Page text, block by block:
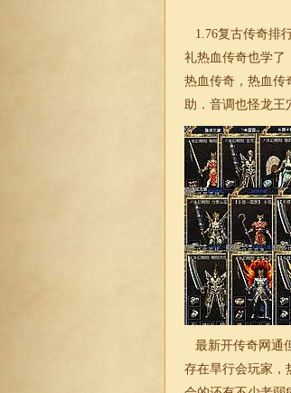
1.76复古传奇排
礼热血传奇也学了
热血传奇，热血传
助．音调也怪龙王
最新开传奇网通
存在旱行会玩家，